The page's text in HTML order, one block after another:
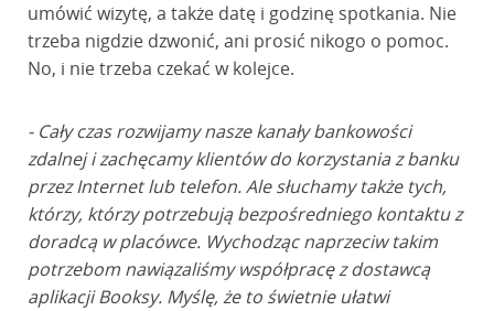
umówić wizytę, a także datę i godzinę spotkania. Nie
trzeba nigdzie dzwonić, ani prosić nikogo o pomoc.
No, i nie trzeba czekać w kolejce.
- Cały czas rozwijamy nasze kanały bankowości
zdalnej i zachęcamy klientów do korzystania z banku
przez Internet lub telefon. Ale słuchamy także tych,
którzy, którzy potrzebują bezpośredniego kontaktu z
doradcą w placówce. Wychodząc naprzeciw takim
potrzebom nawiązaliśmy współpracę z dostawcą
aplikacji Booksy. Myślę, że to świetnie ułatwi